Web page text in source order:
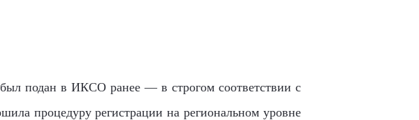
подан в ИКСО ранее — в строгом соответствии с
процедуру регистрации на региональном уровне